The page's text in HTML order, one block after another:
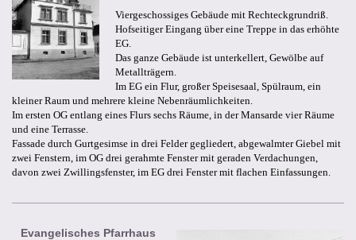
Viergeschossiges Gebäude mit Rechteckgrundriß.
Hofseitiger Eingang über eine Treppe in das erhöhte
EG.
Das ganze Gebäude ist unterkellert, Gewölbe auf
Metallträgern.
Im EG ein Flur, großer Speisesaal, Spülraum, ein
kleiner Raum und mehrere kleine Nebenräumlichkeiten.
Im ersten OG entlang eines Flurs sechs Räume, in der Mansarde vier Räume
und eine Terrasse.
Fassade durch Gurtgesimse in drei Felder gegliedert, abgewalmter Giebel mit
zwei Fenstern, im OG drei gerahmte Fenster mit geraden Verdachungen,
davon zwei Zwillingsfenster, im EG drei Fenster mit flachen Einfassungen.
Evangelisches Pfarrhaus